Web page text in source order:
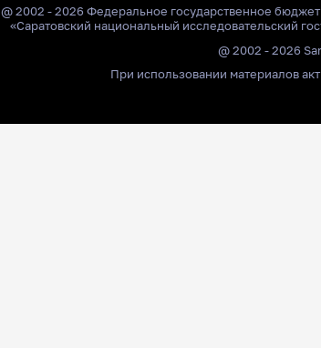
@ 2002 - 2026 Федеральное государственное
«Саратовский национальный исследовательский
@ 2002 - 2026
При использовании материалов